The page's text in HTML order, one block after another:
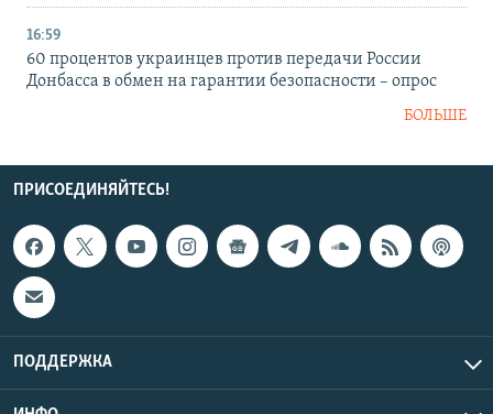
16:59
60 процентов украинцев против передачи России
Донбасса в обмен на гарантии безопасности – опрос
БОЛЬШЕ
ПРИСОЕДИНЯЙТЕСЬ!
ПОДДЕРЖКА